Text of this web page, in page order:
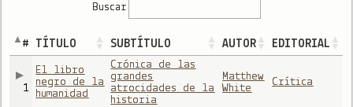
Buscar
# TÍTULO SUBTÍTULO AUTOR EDITORIAL
1
El libro
negro de la
humanidad
Crónica de las
grandes
atrocidades de la
historia
Matthew
White
Crítica